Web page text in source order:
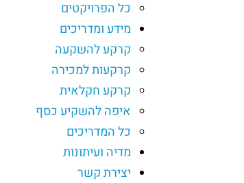
כל הפרויקטים
מידע ומדריכים
קרקע להשקעה
קרקעות למכירה
קרקע חקלאית
איפה להשקיע כסף
כל המדריכים
מדיה ועיתונות
יצירת קשר